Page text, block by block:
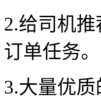
2.给司机
订单任务。
3.大量优